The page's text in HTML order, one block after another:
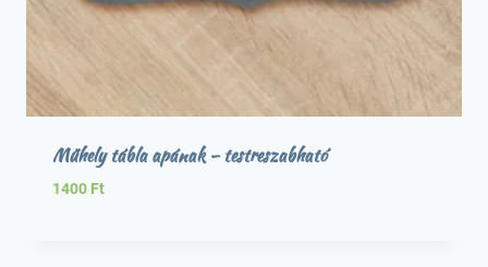
Műhely tábla apának – testreszabható
1400 Ft